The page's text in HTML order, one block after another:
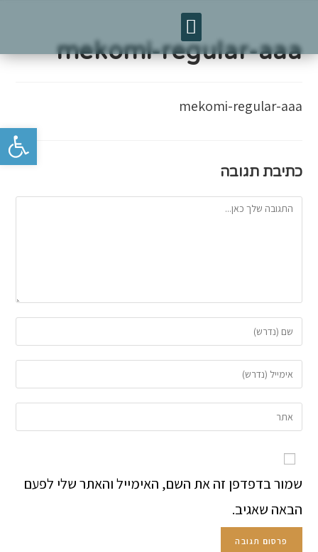
mekomi-regular-aaa
mekomi-regular-aaa
כתיבת תגובה
שמור בדפדפן זה את השם, האימייל והאתר שלי לפעם
הבאה שאגיב.
פתח סרגל נגישות